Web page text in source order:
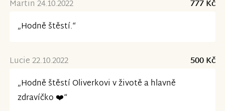
Martin 24.10.2022
777 Kč
„Hodně štěstí.“
Lucie 22.10.2022
500 Kč
„Hodně štěstí Oliverkovi v životě a hlavně
zdravíčko ❤️“